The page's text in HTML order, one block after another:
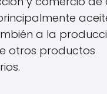
a la
otros productos